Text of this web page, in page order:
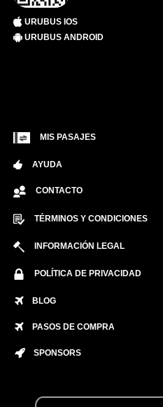
URUBUS IOS
URUBUS ANDROID
MIS PASAJES
AYUDA
CONTACTO
TÉRMINOS Y CONDICIONES
INFORMACIÓN LEGAL
POLÍTICA DE PRIVACIDAD
BLOG
PASOS DE COMPRA
SPONSORS